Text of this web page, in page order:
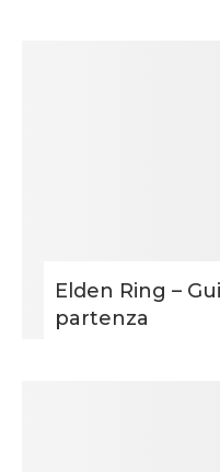
Elden Ring –
partenza